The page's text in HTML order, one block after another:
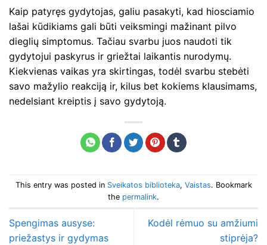
Kaip patyręs gydytojas, galiu pasakyti, kad hiosciamio
lašai kūdikiams gali būti veiksmingi mažinant pilvo
dieglių simptomus. Tačiau svarbu juos naudoti tik
gydytojui paskyrus ir griežtai laikantis nurodymų.
Kiekvienas vaikas yra skirtingas, todėl svarbu stebėti
savo mažylio reakciją ir, kilus bet kokiems klausimams,
nedelsiant kreiptis į savo gydytoją.
This entry was posted in Sveikatos biblioteka, Vaistas. Bookmark
the permalink.
Spengimas ausyse:
priežastys ir gydymas
Kodėl rėmuo su amžiumi
stiprėja?